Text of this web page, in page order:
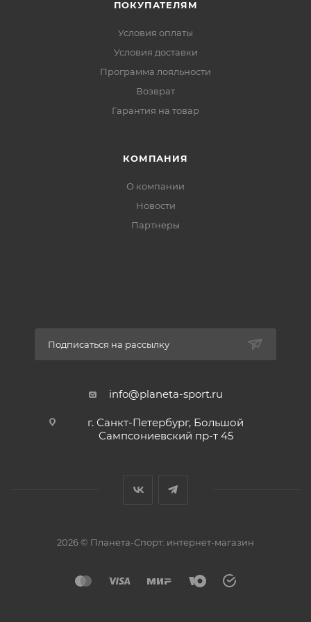
ПОКУПАТЕЛЯМ
Условия оплаты
Условия доставки
Программа лояльности
Возврат
Гарантия на товар
КОМПАНИЯ
О компании
Новости
Партнеры
Подписаться на рассылку
info@planeta-sport.ru
г. Санкт-Петербург, Большой
Сампсониевский пр-т 45
2026 © Планета-Спорт: интернет-магазин